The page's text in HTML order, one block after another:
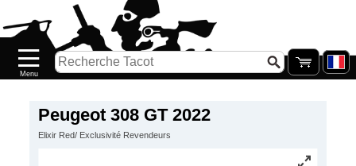
Peugeot 308 GT 2022
Elixir Red/ Exclusivité Revendeurs
Nouveautés
Catalogue/Stock